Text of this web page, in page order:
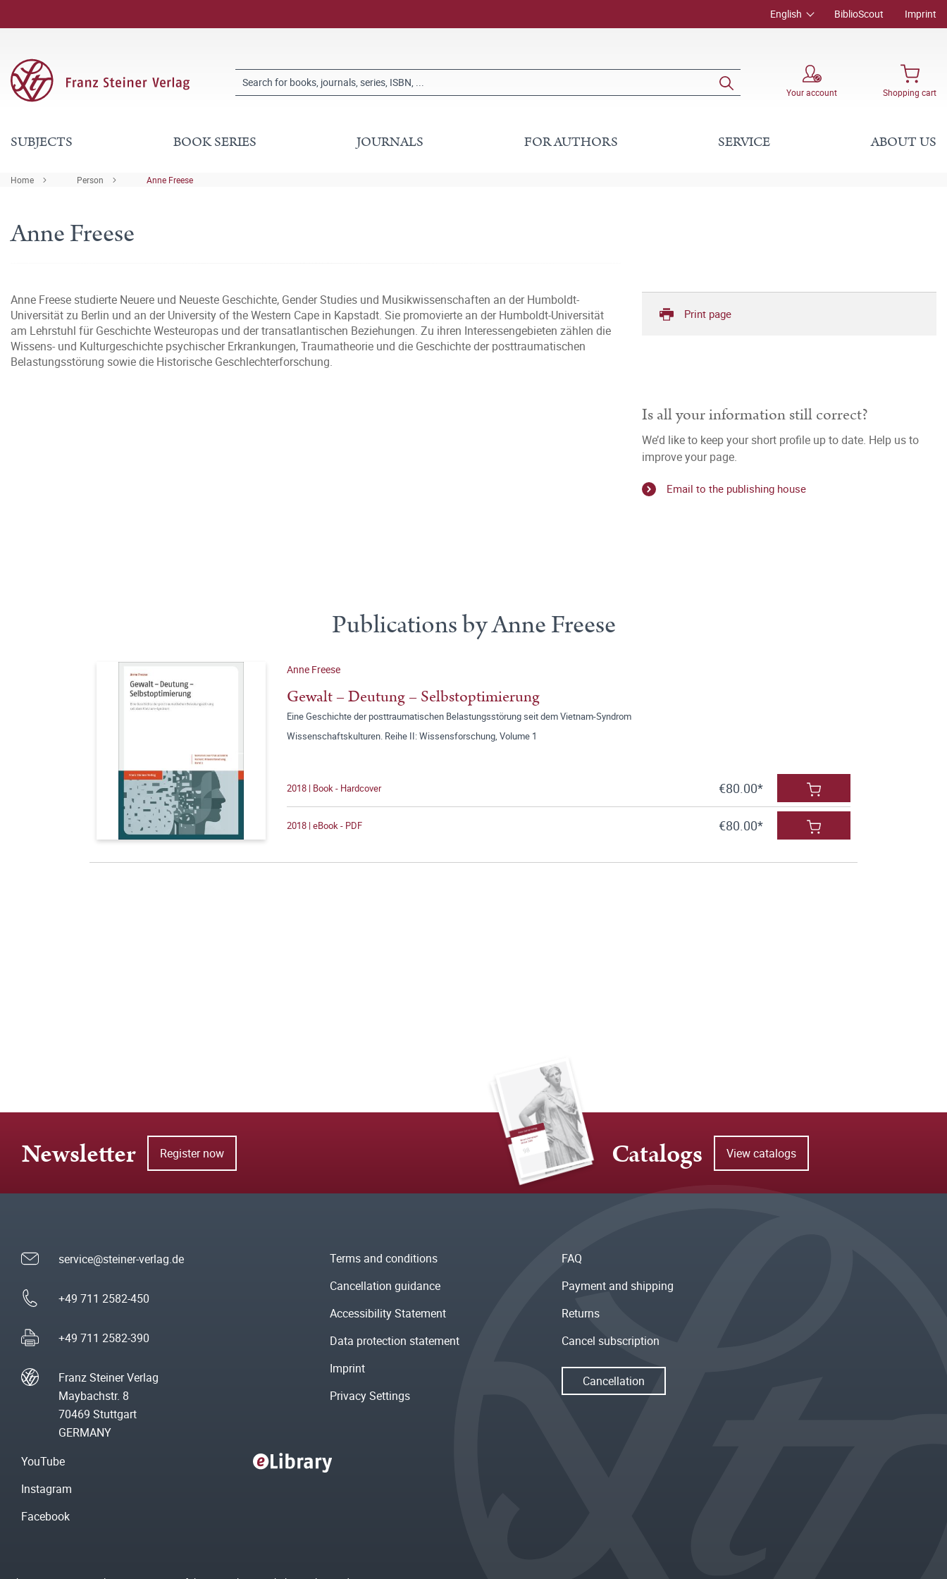
English BiblioScout Imprint
Your account Shopping cart
SUBJECTS BOOK SERIES JOURNALS FOR AUTHORS SERVICE ABOUT US
Home Person Anne Freese
Anne Freese
Anne Freese studierte Neuere und Neueste Geschichte, Gender Studies und Musikwissenschaften an der Humboldt-
Universität zu Berlin und an der University of the Western Cape in Kapstadt. Sie promovierte an der Humboldt-Universität
am Lehrstuhl für Geschichte Westeuropas und der transatlantischen Beziehungen. Zu ihren Interessengebieten zählen die
Wissens- und Kulturgeschichte psychischer Erkrankungen, Traumatheorie und die Geschichte der posttraumatischen
Belastungsstörung sowie die Historische Geschlechterforschung.
Print page
Is all your information still correct?
We’d like to keep your short profile up to date. Help us to
improve your page.
Email to the publishing house
Publications by Anne Freese
Anne Freese
Gewalt – Deutung – Selbstoptimierung
Eine Geschichte der posttraumatischen Belastungsstörung seit dem Vietnam-Syndrom
Wissenschaftskulturen. Reihe II: Wissensforschung, Volume 1
2018 | Book - Hardcover €80.00*
2018 | eBook - PDF €80.00*
Newsletter Register now Catalogs View catalogs
service@steiner-verlag.de
+49 711 2582-450
+49 711 2582-390
Franz Steiner Verlag
Maybachstr. 8
70469 Stuttgart
GERMANY
Terms and conditions
Cancellation guidance
Accessibility Statement
Data protection statement
Imprint
Privacy Settings
FAQ
Payment and shipping
Returns
Cancel subscription
Cancellation
YouTube
Instagram
Facebook